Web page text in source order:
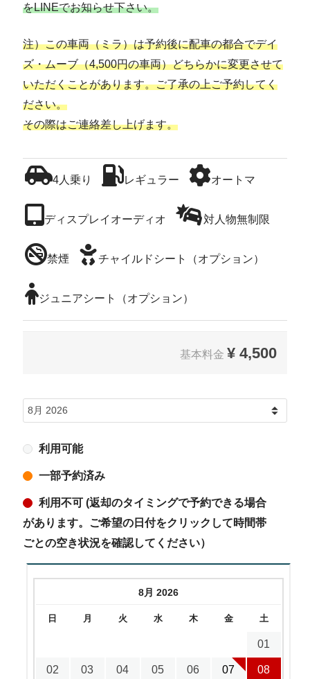
をLINEでお知らせ下さい。
注）この車両（ミラ）は予約後に配車の都合でデイ
ズ・ムーブ（4,500円の車両）どちらかに変更させて
いただくことがあります。ご了承の上ご予約してく
ださい。
その際はご連絡差し上げます。
4人乗り レギュラー オートマ
ディスプレイオーディオ 対人物無制限
禁煙 チャイルドシート（オプション）
ジュニアシート（オプション）
基本料金 ¥ 4,500
利用可能
一部予約済み
利用不可 (返却のタイミングで予約できる場合
があります。ご希望の日付をクリックして時間帯
ごとの空き状況を確認してください）
8月 2026
日 月 火 水 木 金 土
01
02 03 04 05 06 07 08